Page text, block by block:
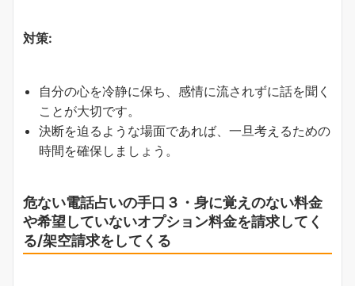
対策:
自分の心を冷静に保ち、感情に流されずに話を聞く
ことが大切です。
決断を迫るような場面であれば、一旦考えるための
時間を確保しましょう。
危ない電話占いの手口３・身に覚えのない料金
や希望していないオプション料金を請求してく
る/架空請求をしてくる